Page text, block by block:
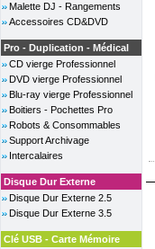
Malette DJ - Rangements
Accessoires CD&DVD
Pro - Duplication - Médical
CD vierge Professionnel
DVD vierge Professionnel
Blu-ray vierge Professionnel
Boitiers - Pochettes Pro
Robots & Consommables
Support Archivage
Intercalaires
Disque Dur Externe
Disque Dur Externe 2.5
Disque Dur Externe 3.5
Clé USB - Carte Mémoire